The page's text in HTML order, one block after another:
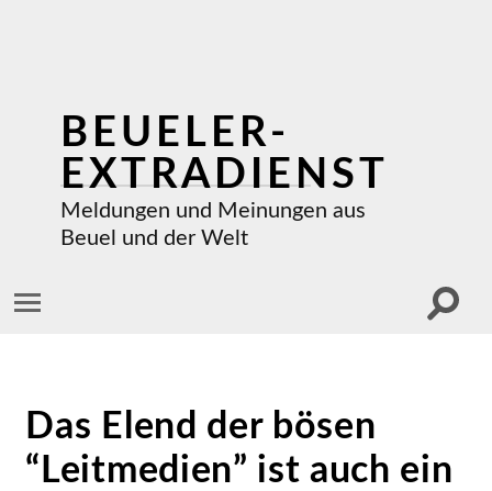
BEUELER-
EXTRADIENST
Meldungen und Meinungen aus
Beuel und der Welt
Das Elend der bösen
“Leitmedien” ist auch ein